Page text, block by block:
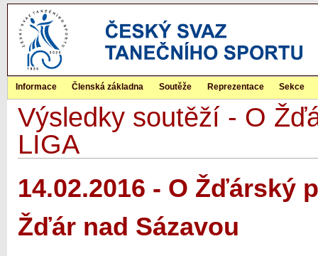
Informace Členská základna Soutěže Reprezentace Sekce
Výsledky soutěží - O
LIGA
14.02.2016 - O Žďárský
Žďár nad Sázavou